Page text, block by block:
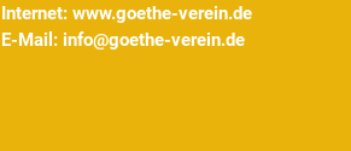
Internet: www.goethe-verein.de
E-Mail: info@goethe-verein.de